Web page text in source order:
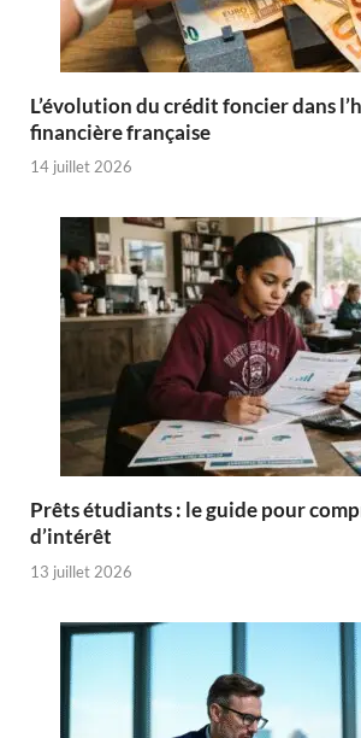
L’évolution du crédit foncier dans
financière française
14 juillet 2026
Prêts étudiants : le guide pour
d’intérêt
13 juillet 2026